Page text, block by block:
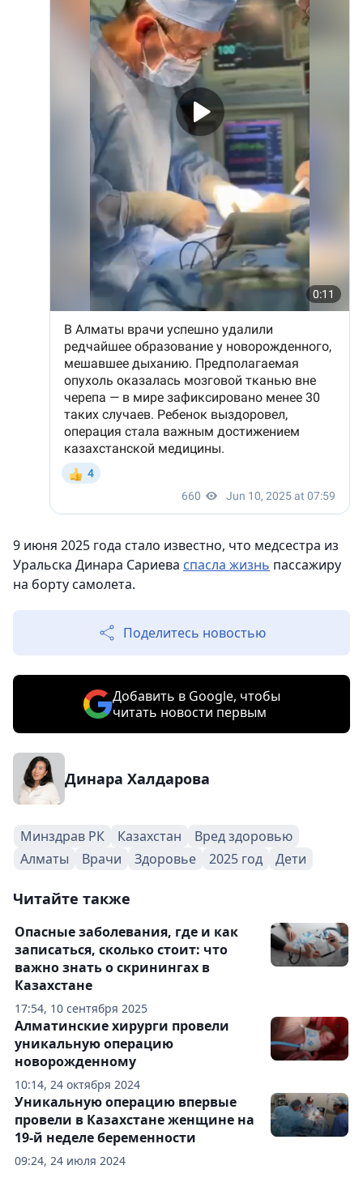
9 июня 2025 года стало известно, что медсестра из
Уральска Динара Сариева спасла жизнь пассажиру
на борту самолета.
Поделитесь новостью
Добавить в Google, чтобы
читать новости первым
Динара Халдарова
Минздрав РК Казахстан
Вред здоровью
Алматы
Врачи Здоровье 2025 год Дети
Читайте также
17:54, 10 сентября 2025
Опасные заболевания, где и как
записаться, сколько стоит: что
важно знать о скринингах в
Казахстане
10:14, 24 октября 2024
Алматинские хирурги провели
уникальную операцию
новорожденному
09:24, 24 июля 2024
Уникальную операцию впервые
провели в Казахстане женщине на
19-й неделе беременности